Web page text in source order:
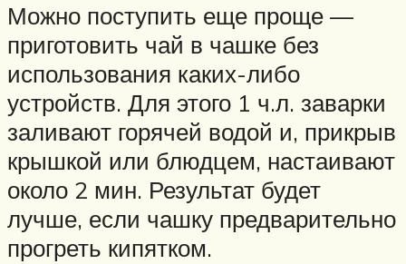
Можно поступить еще проще —
приготовить чай в чашке без
использования каких-либо
устройств. Для этого 1 ч.л. заварки
заливают горячей водой и, прикрыв
крышкой или блюдцем, настаивают
около 2 мин. Результат будет
лучше, если чашку предварительно
прогреть кипятком.